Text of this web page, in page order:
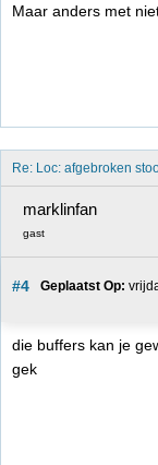
Maar anders met
Re: Loc: afgebroken
marklinfan
gast
#4 Geplaatst Op:
die buffers kan je
gek